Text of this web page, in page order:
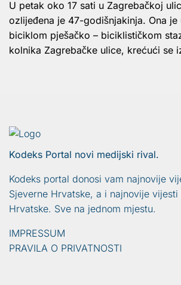
U petak oko 17 sati u Zagrebačkoj
ozlijeđena je 47-godišnjakinja. Ona je
biciklom pješačko – biciklističkom
kolnika Zagrebačke ulice, krećući se
Kodeks Portal novi medijski rival.
Kodeks portal donosi vam najnovije
Sjeverne Hrvatske, a i najnovije
Hrvatske. Sve na jednom mjestu.
IMPRESSUM
PRAVILA O PRIVATNOSTI